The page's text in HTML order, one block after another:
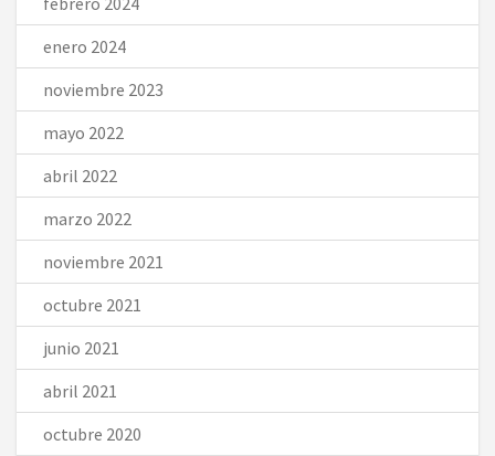
enero 2024
noviembre 2023
mayo 2022
abril 2022
marzo 2022
noviembre 2021
octubre 2021
junio 2021
abril 2021
octubre 2020